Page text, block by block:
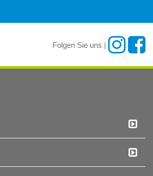
Folgen Sie uns |